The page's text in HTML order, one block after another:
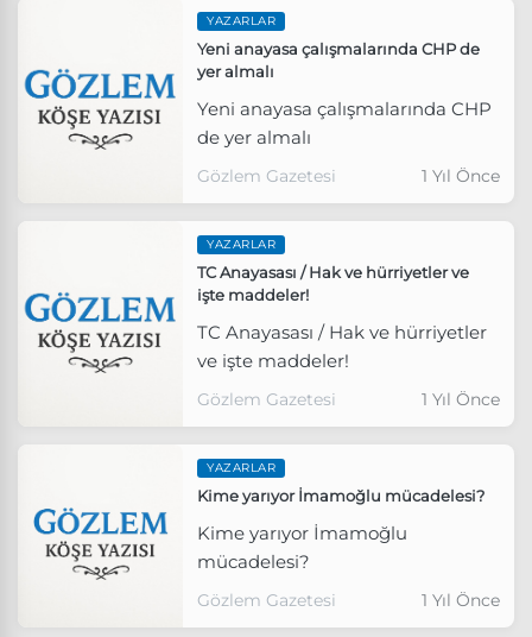
YAZARLAR
Yeni anayasa çalışmalarında CHP de
yer almalı
Yeni anayasa çalışmalarında CHP
de yer almalı
Gözlem Gazetesi 1 Yıl Önce
YAZARLAR
TC Anayasası / Hak ve hürriyetler ve
işte maddeler!
TC Anayasası / Hak ve hürriyetler
ve işte maddeler!
Gözlem Gazetesi 1 Yıl Önce
YAZARLAR
Kime yarıyor İmamoğlu mücadelesi?
Kime yarıyor İmamoğlu
mücadelesi?
Gözlem Gazetesi 1 Yıl Önce